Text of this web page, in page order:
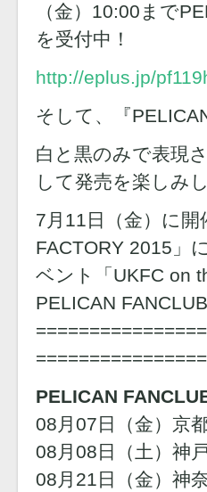
（金）10:00まで
を受付中！
http://eplus.jp/
そして、『
白と黒のみで表現
して発売を楽しみ
7月11日（金）に
FACTORY 2015」
ベント「UKFC on
PELICAN
PELICAN
08月07日（金）京
08月08日（土）神
08月21日（金）神